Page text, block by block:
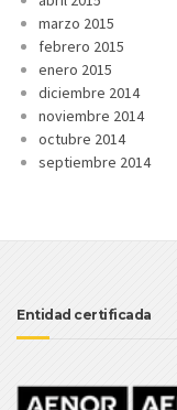
marzo 2015
febrero 2015
enero 2015
diciembre 2014
noviembre 2014
octubre 2014
septiembre 2014
Entidad certificada